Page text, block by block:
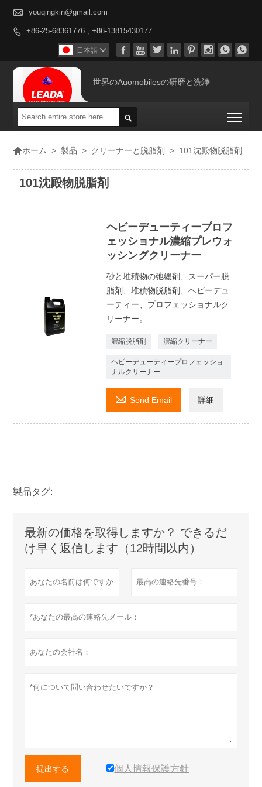
 youqingkin@gmail.com
 +86-25-68361776 , +86-13815430177
       
日本語 
世界のAuomobilesの研磨と洗浄

ホーム > 製品 > クリーナーと脱脂剤 > 101沈殿物脱脂剤
101沈殿物脱脂剤
ヘビーデューティープロフ
ェッショナル濃縮プレウォ
ッシングクリーナー
砂と堆積物の弛緩剤、スーパー脱
脂剤、堆積物脱脂剤、ヘビーデュ
ーティー、プロフェッショナルク
リーナー。
濃縮脱脂剤 濃縮クリーナー
ヘビーデューティープロフェッショ
ナルクリーナー
 Send Email 詳細
製品タグ:
最新の価格を取得しますか？ できるだ
け早く返信します（12時間以内）
提出する 個人情報保護方針